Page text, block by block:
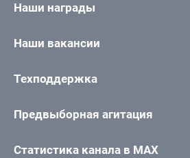
Наши награды
Наши вакансии
Техподдержка
Предвыборная агитация
Статистика канала в MAX